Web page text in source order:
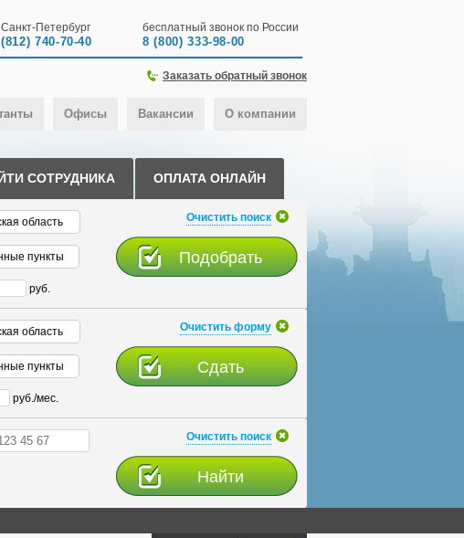
Санкт-Петербург
(812) 740-70-40
бесплатный звонок по России
8 (800) 333-98-00
Заказать обратный звонок
Офисы Вакансии О компании
СОТРУДНИКА ОПЛАТА ОНЛАЙН
область
пункты
руб.
Очистить поиск
область
пункты
руб./мес.
Очистить форму
Очистить поиск